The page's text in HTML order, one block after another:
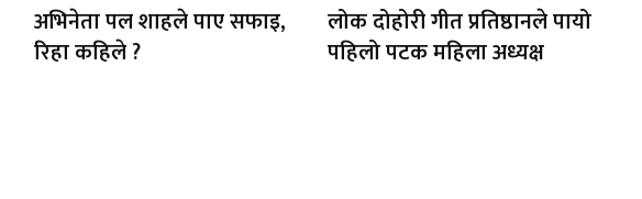
अभिनेता पल शाहले पाए सफाइ,
रिहा कहिले ?
लोक दोहोरी गीत प्रतिष्ठानले पायो
पहिलो पटक महिला अध्यक्ष